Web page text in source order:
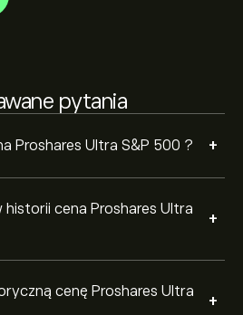
pytania
Proshares Ultra S&P 500 ? +
cena Proshares Ultra
+
cenę Proshares Ultra
+
eToro. Po utworzeniu konta i